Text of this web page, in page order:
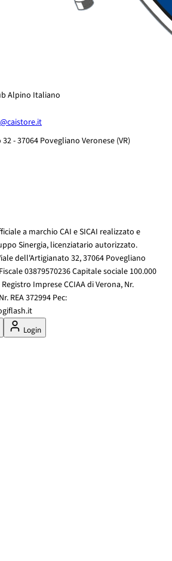
Alpino Italiano
- 37064 Povegliano Veronese (VR)
a marchio CAI e SICAI realizzato e
Sinergia, licenziatario autorizzato.
dell'Artigianato 32, 37064 Povegliano
03879570236 Capitale sociale 100.000
Imprese CCIAA di Verona, Nr.
REA 372994 Pec:
Login